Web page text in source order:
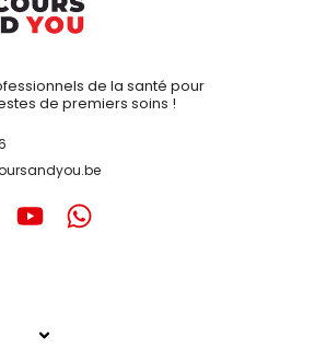
de la santé pour
de premiers soins !